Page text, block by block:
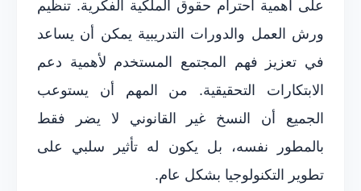
على أهمية احترام حقوق الملكية الفكرية. تنظيم
ورش العمل والدورات التدريبية يمكن أن يساعد
في تعزيز فهم المجتمع المستخدم لأهمية دعم
الابتكارات التحقيقية. من المهم أن يستوعب
الجميع أن النسخ غير القانوني لا يضر فقط
بالمطور نفسه، بل يكون له تأثير سلبي على
تطوير التكنولوجيا بشكل عام.